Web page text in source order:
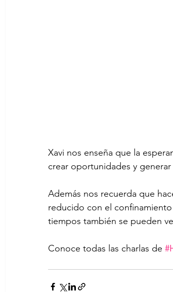
Xavi nos enseña que la
crear oportunidades y
Además nos recuerda que
reducido con el
tiempos también se pueden
Conoce todas las charlas de